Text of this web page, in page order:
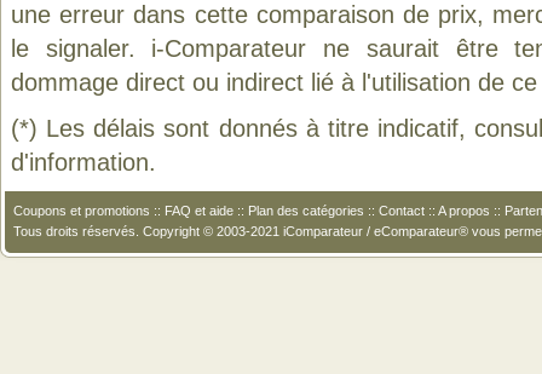
une erreur dans cette comparaison de prix,
le signaler. i-Comparateur ne saurait être
dommage direct ou indirect lié à l'utilisation de
(*) Les délais sont donnés à titre indicatif,
d'information.
Coupons et promotions :: FAQ et aide :: Plan des catégories :: Contact :: A propos ::
Tous droits réservés. Copyright © 2003-2021 iComparateur / eComparateur® vous